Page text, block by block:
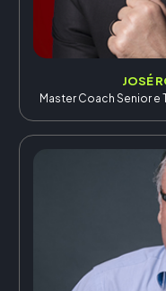
JOSÉ
Master Coach Senior e